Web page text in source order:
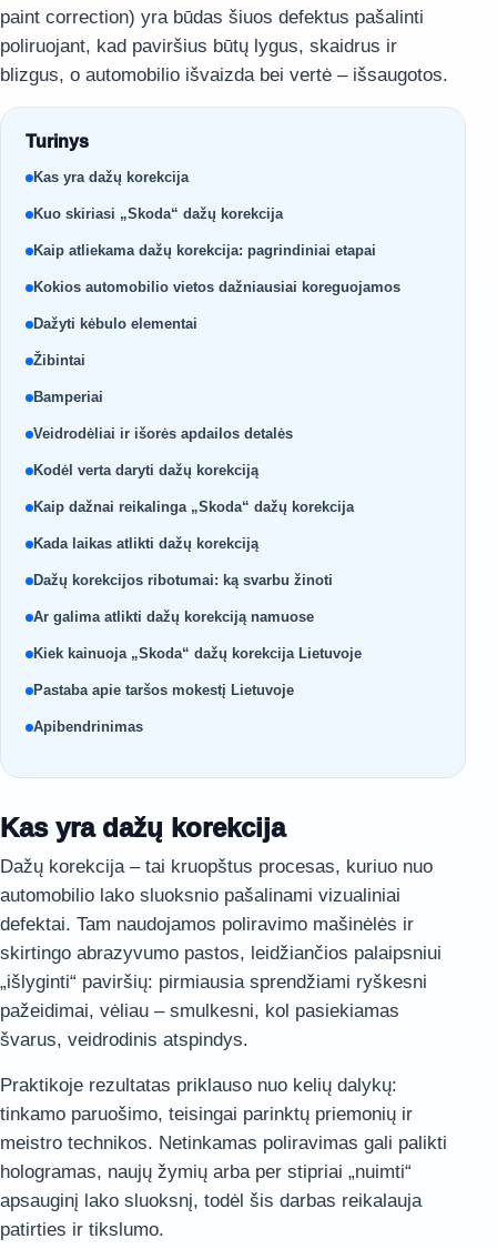
paint correction) yra būdas šiuos defektus pašalinti
poliruojant, kad paviršius būtų lygus, skaidrus ir
blizgus, o automobilio išvaizda bei vertė – išsaugotos.
Turinys
Kas yra dažų korekcija
Kuo skiriasi „Skoda“ dažų korekcija
Kaip atliekama dažų korekcija: pagrindiniai etapai
Kokios automobilio vietos dažniausiai koreguojamos
Dažyti kėbulo elementai
Žibintai
Bamperiai
Veidrodėliai ir išorės apdailos detalės
Kodėl verta daryti dažų korekciją
Kaip dažnai reikalinga „Skoda“ dažų korekcija
Kada laikas atlikti dažų korekciją
Dažų korekcijos ribotumai: ką svarbu žinoti
Ar galima atlikti dažų korekciją namuose
Kiek kainuoja „Skoda“ dažų korekcija Lietuvoje
Pastaba apie taršos mokestį Lietuvoje
Apibendrinimas
Kas yra dažų korekcija
Dažų korekcija – tai kruopštus procesas, kuriuo nuo
automobilio lako sluoksnio pašalinami vizualiniai
defektai. Tam naudojamos poliravimo mašinėlės ir
skirtingo abrazyvumo pastos, leidžiančios palaipsniui
„išlyginti“ paviršių: pirmiausia sprendžiami ryškesni
pažeidimai, vėliau – smulkesni, kol pasiekiamas
švarus, veidrodinis atspindys.
Praktikoje rezultatas priklauso nuo kelių dalykų:
tinkamo paruošimo, teisingai parinktų priemonių ir
meistro technikos. Netinkamas poliravimas gali palikti
hologramas, naujų žymių arba per stipriai „nuimti“
apsauginį lako sluoksnį, todėl šis darbas reikalauja
patirties ir tikslumo.